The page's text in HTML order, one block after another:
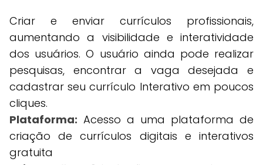
Criar e enviar currículos profissionais,
aumentando a visibilidade e interatividade
dos usuários. O usuário ainda pode realizar
pesquisas, encontrar a vaga desejada e
cadastrar seu currículo Interativo em poucos
cliques.
Plataforma: Acesso a uma plataforma de
criação de currículos digitais e interativos
gratuita